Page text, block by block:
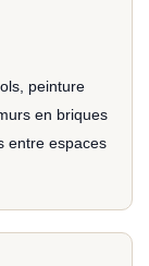
peinture
en briques
entre espaces